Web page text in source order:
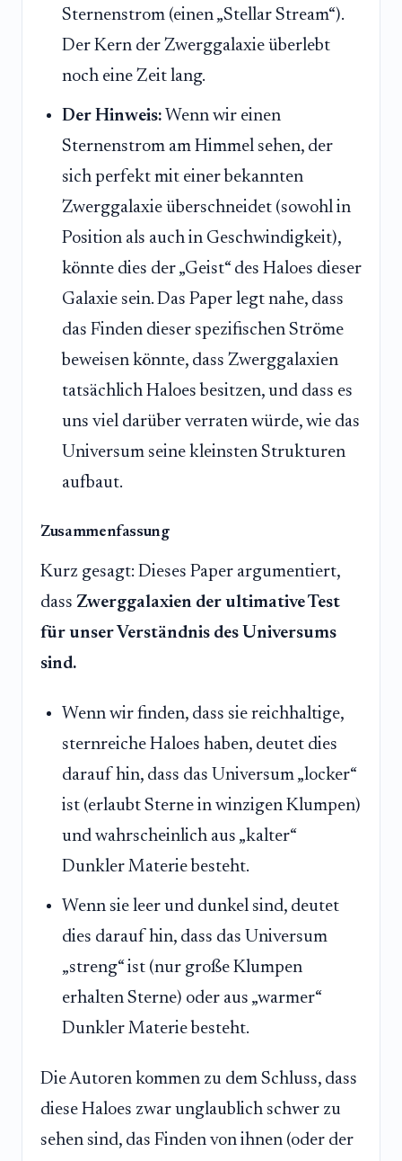
Sternenstrom (einen „Stellar Stream“).
Der Kern der Zwerggalaxie überlebt
noch eine Zeit lang.
Der Hinweis: Wenn wir einen
Sternenstrom am Himmel sehen, der
sich perfekt mit einer bekannten
Zwerggalaxie überschneidet (sowohl in
Position als auch in Geschwindigkeit),
könnte dies der „Geist“ des Haloes dieser
Galaxie sein. Das Paper legt nahe, dass
das Finden dieser spezifischen Ströme
beweisen könnte, dass Zwerggalaxien
tatsächlich Haloes besitzen, und dass es
uns viel darüber verraten würde, wie das
Universum seine kleinsten Strukturen
aufbaut.
Zusammenfassung
Kurz gesagt: Dieses Paper argumentiert,
dass Zwerggalaxien der ultimative Test
für unser Verständnis des Universums
sind.
Wenn wir finden, dass sie reichhaltige,
sternreiche Haloes haben, deutet dies
darauf hin, dass das Universum „locker“
ist (erlaubt Sterne in winzigen Klumpen)
und wahrscheinlich aus „kalter“
Dunkler Materie besteht.
Wenn sie leer und dunkel sind, deutet
dies darauf hin, dass das Universum
„streng“ ist (nur große Klumpen
erhalten Sterne) oder aus „warmer“
Dunkler Materie besteht.
Die Autoren kommen zu dem Schluss, dass
diese Haloes zwar unglaublich schwer zu
sehen sind, das Finden von ihnen (oder der